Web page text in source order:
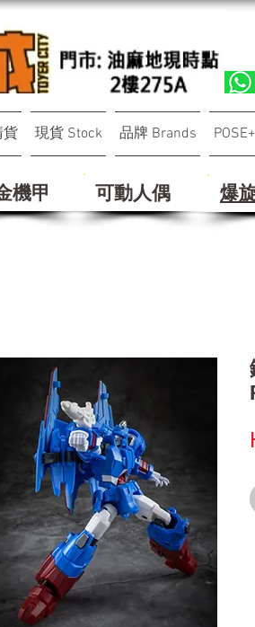
貨 現貨 Stock 品牌 Brands POSE+
機甲 可動人偶 爆